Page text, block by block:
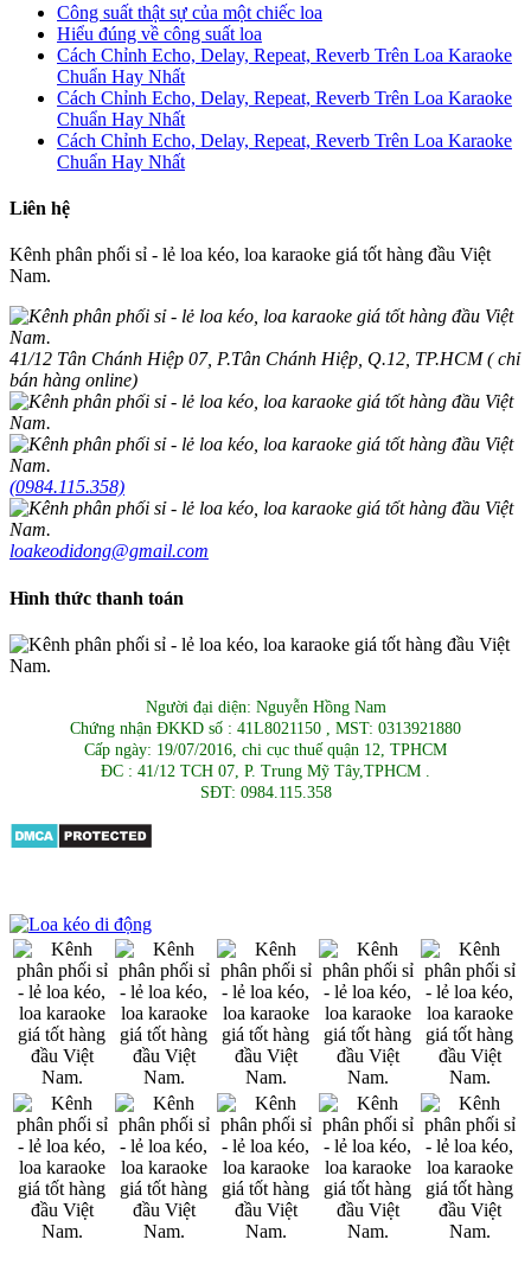
Công suất thật sự của một chiếc loa
Hiểu đúng về công suất loa
Cách Chỉnh Echo, Delay, Repeat, Reverb Trên Loa Karaoke
Chuẩn Hay Nhất
Cách Chỉnh Echo, Delay, Repeat, Reverb Trên Loa Karaoke
Chuẩn Hay Nhất
Cách Chỉnh Echo, Delay, Repeat, Reverb Trên Loa Karaoke
Chuẩn Hay Nhất
Liên hệ
Kênh phân phối sỉ - lẻ loa kéo, loa karaoke giá tốt hàng đầu Việt
Nam.
41/12 Tân Chánh Hiệp 07, P.Tân Chánh Hiệp, Q.12, TP.HCM ( chỉ
bán hàng online)
(0984.115.358)
loakeodidong@gmail.com
Hình thức thanh toán
Người đại diện: Nguyễn Hồng Nam
Chứng nhận ĐKKD số : 41L8021150 , MST: 0313921880
Cấp ngày: 19/07/2016, chi cục thuế quận 12, TPHCM
ĐC : 41/12 TCH 07, P. Trung Mỹ Tây,TPHCM .
SĐT: 0984.115.358